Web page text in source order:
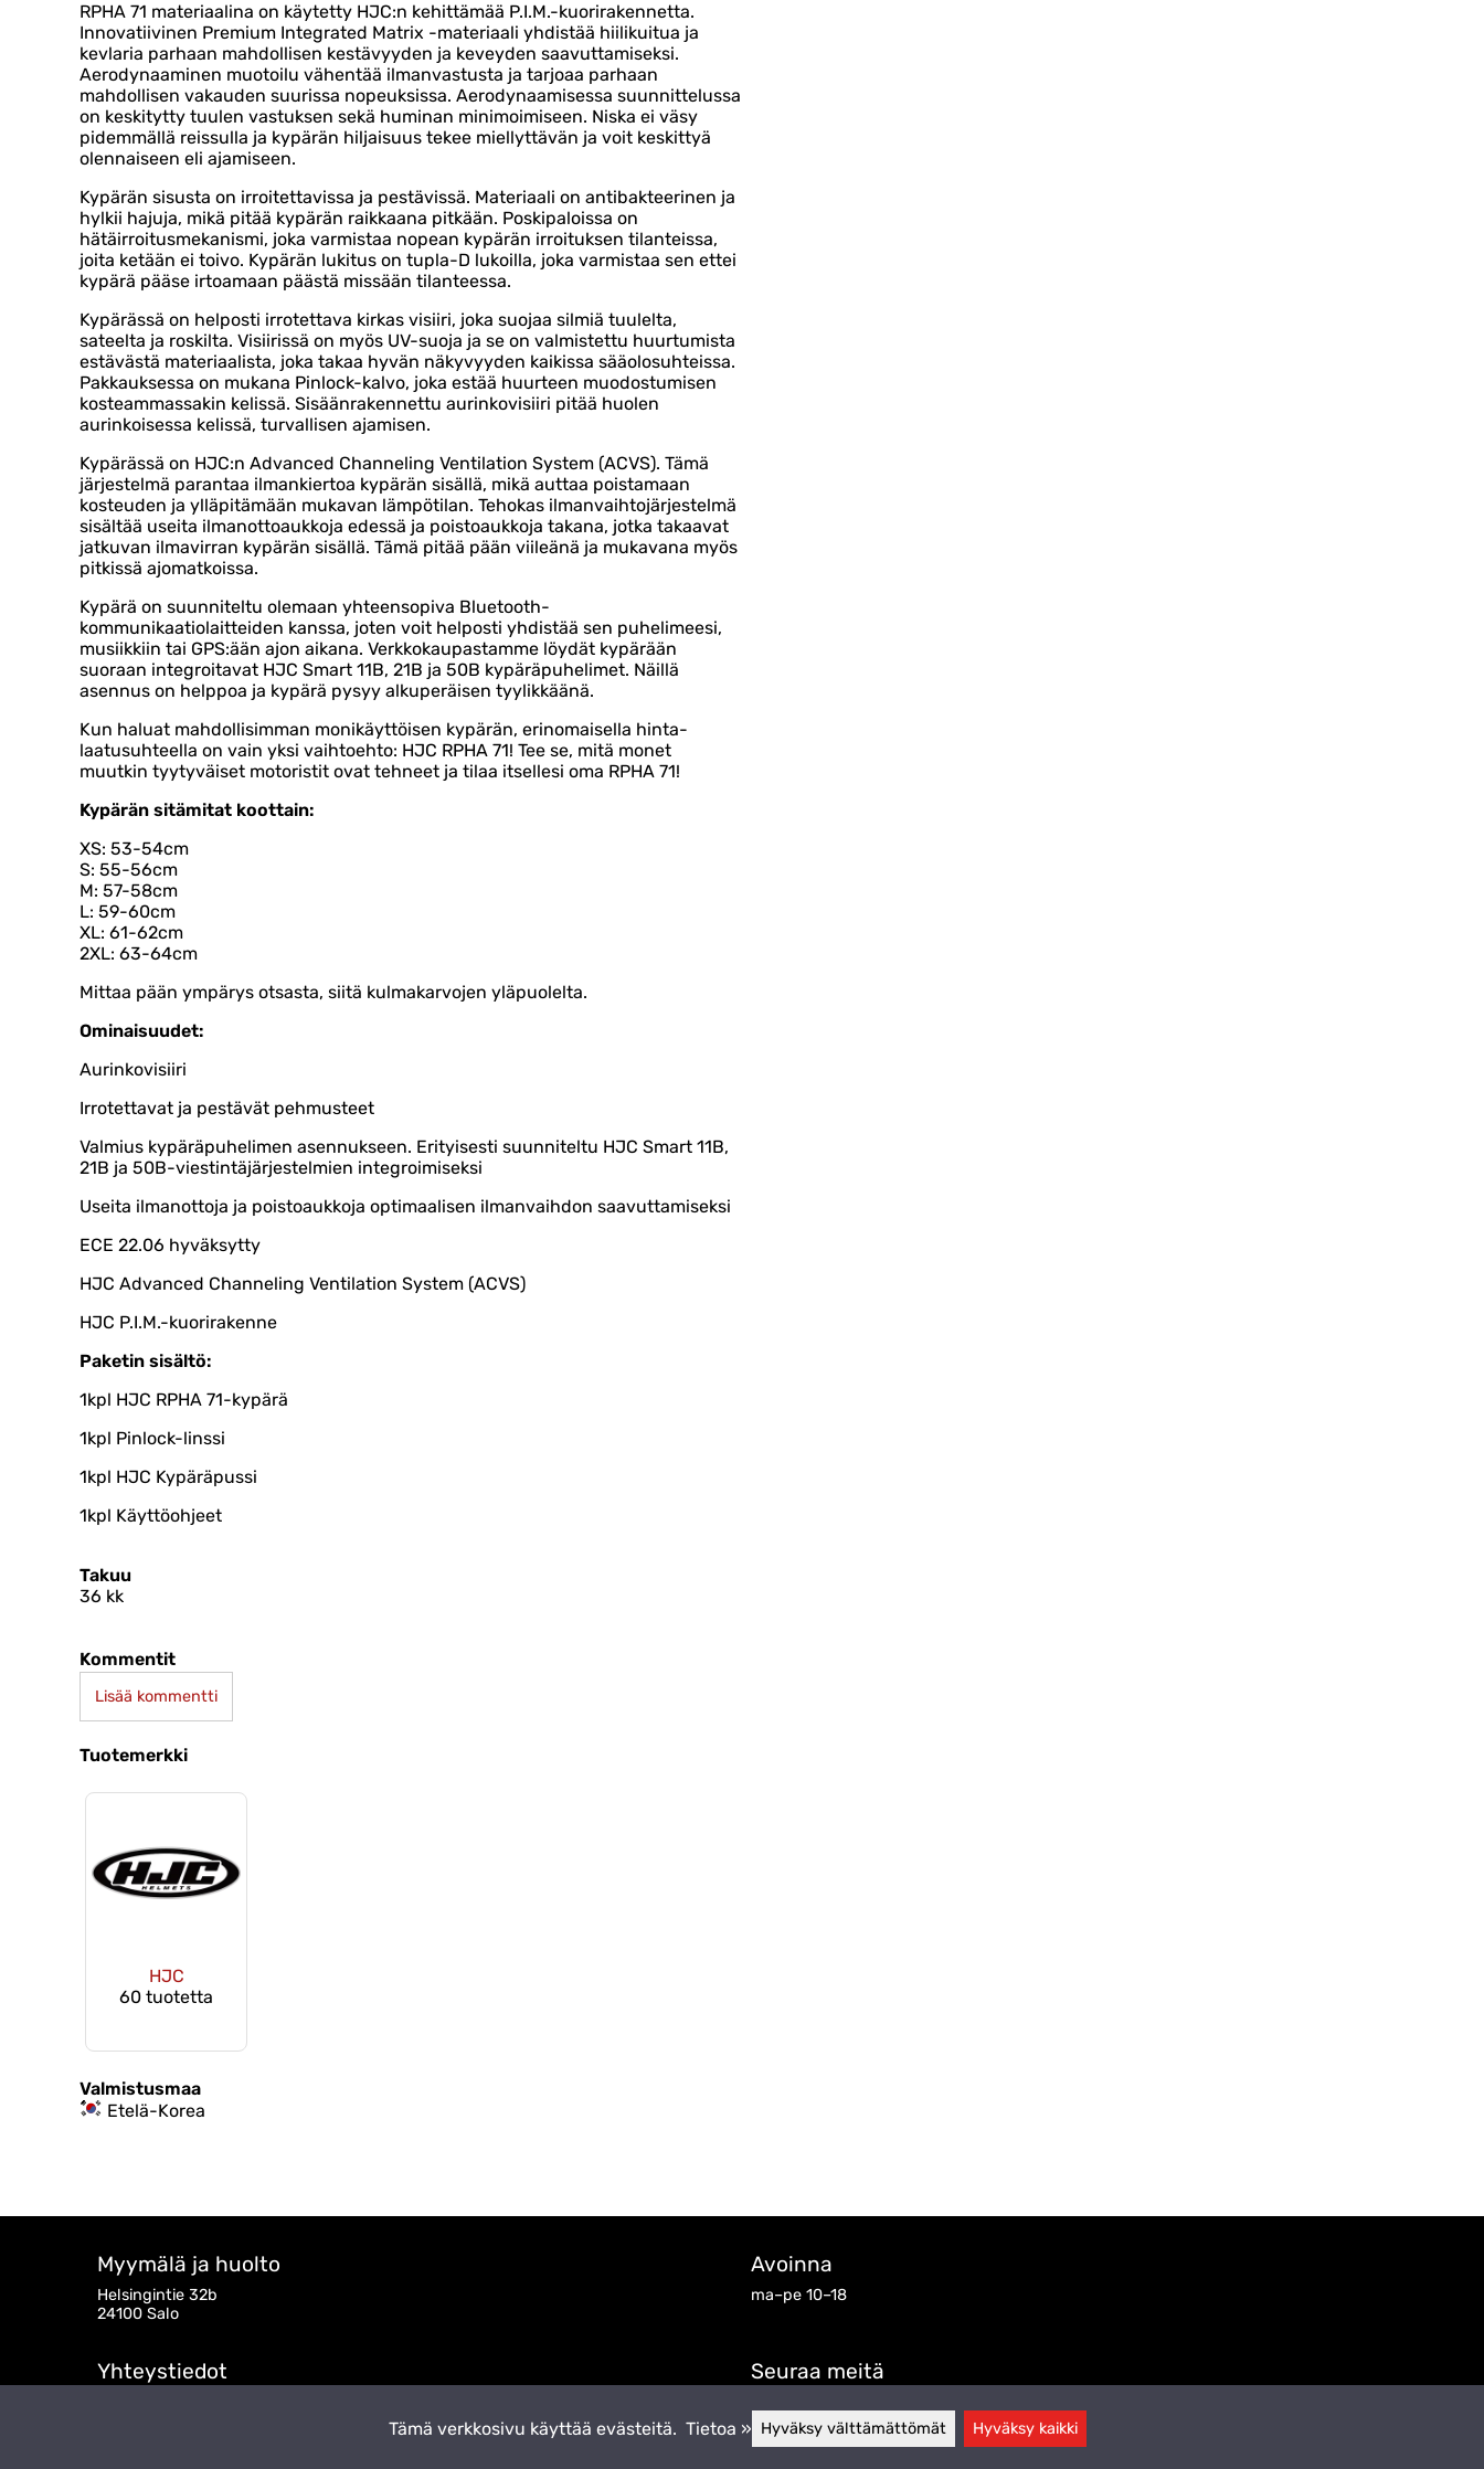
RPHA 71 materiaalina on käytetty HJC:n kehittämää P.I.M.-kuorirakennetta.
Innovatiivinen Premium Integrated Matrix -materiaali yhdistää hiilikuitua ja
kevlaria parhaan mahdollisen kestävyyden ja keveyden saavuttamiseksi.
Aerodynaaminen muotoilu vähentää ilmanvastusta ja tarjoaa parhaan
mahdollisen vakauden suurissa nopeuksissa. Aerodynaamisessa suunnittelussa
on keskitytty tuulen vastuksen sekä huminan minimoimiseen. Niska ei väsy
pidemmällä reissulla ja kypärän hiljaisuus tekee miellyttävän ja voit keskittyä
olennaiseen eli ajamiseen.
Kypärän sisusta on irroitettavissa ja pestävissä. Materiaali on antibakteerinen ja
hylkii hajuja, mikä pitää kypärän raikkaana pitkään. Poskipaloissa on
hätäirroitusmekanismi, joka varmistaa nopean kypärän irroituksen tilanteissa,
joita ketään ei toivo. Kypärän lukitus on tupla-D lukoilla, joka varmistaa sen ettei
kypärä pääse irtoamaan päästä missään tilanteessa.
Kypärässä on helposti irrotettava kirkas visiiri, joka suojaa silmiä tuulelta,
sateelta ja roskilta. Visiirissä on myös UV-suoja ja se on valmistettu huurtumista
estävästä materiaalista, joka takaa hyvän näkyvyyden kaikissa sääolosuhteissa.
Pakkauksessa on mukana Pinlock-kalvo, joka estää huurteen muodostumisen
kosteammassakin kelissä. Sisäänrakennettu aurinkovisiiri pitää huolen
aurinkoisessa kelissä, turvallisen ajamisen.
Kypärässä on HJC:n Advanced Channeling Ventilation System (ACVS). Tämä
järjestelmä parantaa ilmankiertoa kypärän sisällä, mikä auttaa poistamaan
kosteuden ja ylläpitämään mukavan lämpötilan. Tehokas ilmanvaihtojärjestelmä
sisältää useita ilmanottoaukkoja edessä ja poistoaukkoja takana, jotka takaavat
jatkuvan ilmavirran kypärän sisällä. Tämä pitää pään viileänä ja mukavana myös
pitkissä ajomatkoissa.
Kypärä on suunniteltu olemaan yhteensopiva Bluetooth-
kommunikaatiolaitteiden kanssa, joten voit helposti yhdistää sen puhelimeesi,
musiikkiin tai GPS:ään ajon aikana. Verkkokaupastamme löydät kypärään
suoraan integroitavat HJC Smart 11B, 21B ja 50B kypäräpuhelimet. Näillä
asennus on helppoa ja kypärä pysyy alkuperäisen tyylikkäänä.
Kun haluat mahdollisimman monikäyttöisen kypärän, erinomaisella hinta-
laatusuhteella on vain yksi vaihtoehto: HJC RPHA 71! Tee se, mitä monet
muutkin tyytyväiset motoristit ovat tehneet ja tilaa itsellesi oma RPHA 71!
Kypärän sitämitat koottain:
XS: 53-54cm
S: 55-56cm
M: 57-58cm
L: 59-60cm
XL: 61-62cm
2XL: 63-64cm
Mittaa pään ympärys otsasta, siitä kulmakarvojen yläpuolelta.
Ominaisuudet:
Aurinkovisiiri
Irrotettavat ja pestävät pehmusteet
Valmius kypäräpuhelimen asennukseen. Erityisesti suunniteltu HJC Smart 11B,
21B ja 50B-viestintäjärjestelmien integroimiseksi
Useita ilmanottoja ja poistoaukkoja optimaalisen ilmanvaihdon saavuttamiseksi
ECE 22.06 hyväksytty
HJC Advanced Channeling Ventilation System (ACVS)
HJC P.I.M.-kuorirakenne
Paketin sisältö:
1kpl HJC RPHA 71-kypärä
1kpl Pinlock-linssi
1kpl HJC Kypäräpussi
1kpl Käyttöohjeet
Takuu
36 kk
Kommentit
Lisää kommentti
Tuotemerkki
HJC
60 tuotetta
Valmistusmaa
Etelä-Korea
Myymälä ja huolto
Helsingintie 32b
24100 Salo
Avoinna
ma–pe 10–18
Yhteystiedot Seuraa meitä
Tämä verkkosivu käyttää evästeitä. Tietoa » Hyväksy välttämättömät Hyväksy kaikki